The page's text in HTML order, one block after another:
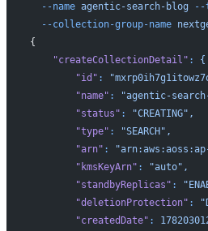
  --name
agentic-search-blog --
  --collection-group-name
{
    "createCollectionDetail"
:
{
        "id"
:
        "name"
:
"agentic-
        "status"
:
"CREATING",
        "type"
:
"SEARCH",
        "arn"
:
        "kmsKeyArn"
:
"auto",
        "standbyReplicas"
:
        "deletionProtection"
:
        "createdDate"
: